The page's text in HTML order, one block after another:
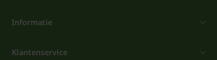
Informatie
Klantenservice